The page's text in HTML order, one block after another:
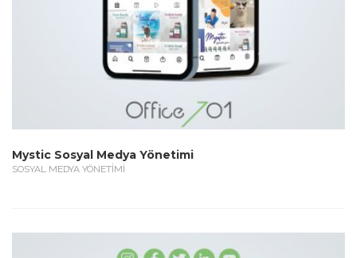
Mystic Sosyal Medya Yönetimi
SOSYAL MEDYA YÖNETİMİ